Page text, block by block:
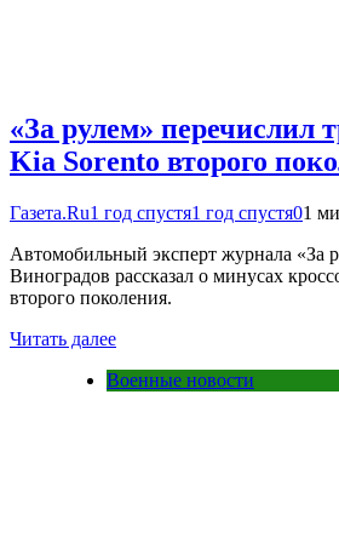
«За рулем» перечислил
Kia Sorento второго
Газета.Ru1 год спустя1 год спустя01
Автомобильный эксперт журнала «За
Виноградов рассказал о минусах
второго поколения.
Читать далее
Военные новости